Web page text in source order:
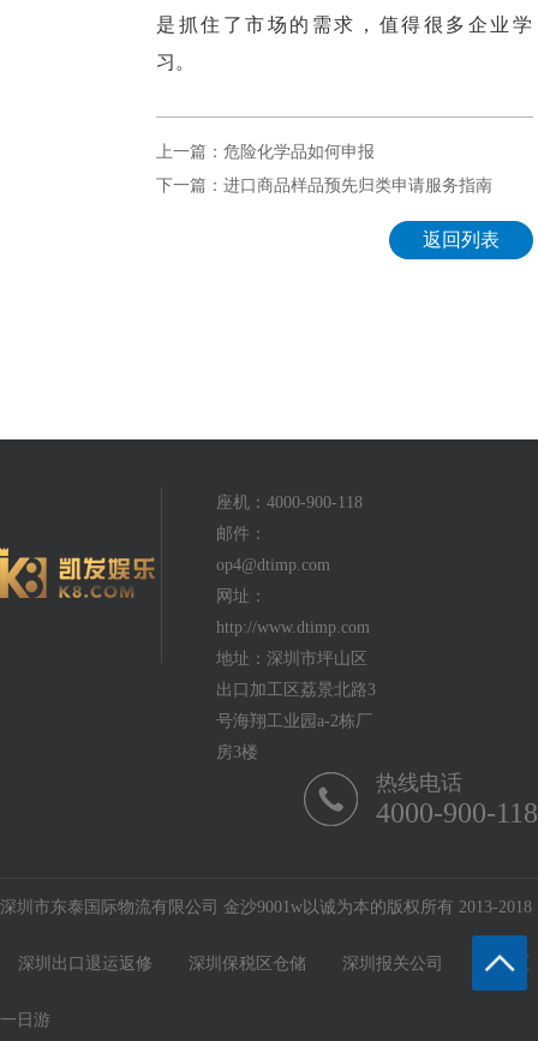
是抓住了市场的需求，值得很多企业学
习。
上一篇：危险化学品如何申报
下一篇：进口商品样品预先归类申请服务指南
返回列表
座机：4000-900-118
邮件：
op4@dtimp.com
网址：
http://www.dtimp.com
地址：深圳市坪山区
出口加工区荔景北路3
号海翔工业园a-2栋厂
房3楼
热线电话
4000-900-118
深圳市东泰国际物流有限公司 金沙9001w以诚为本的版权所有 2013-2018
深圳出口退运返修 深圳保税区仓储 深圳报关公司 保税区
一日游